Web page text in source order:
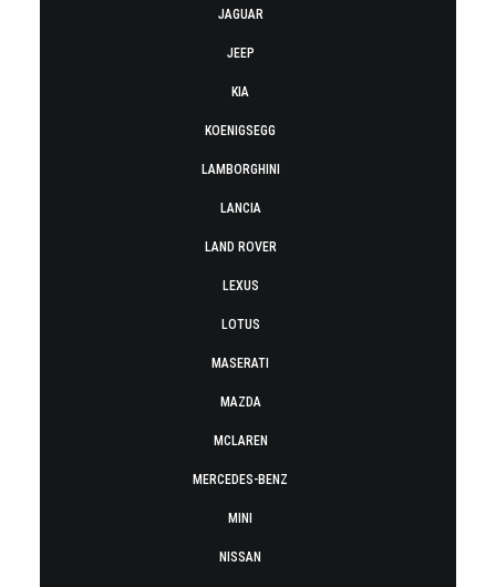
JAGUAR
JEEP
KIA
KOENIGSEGG
LAMBORGHINI
LANCIA
LAND ROVER
LEXUS
LOTUS
MASERATI
MAZDA
MCLAREN
MERCEDES-BENZ
MINI
NISSAN